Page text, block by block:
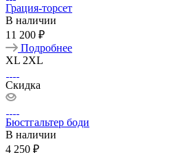
Грация-торсет
В наличии
11 200 ₽
Подробнее
XL 2XL
Скидка
Бюстгальтер боди
В наличии
4 250 ₽